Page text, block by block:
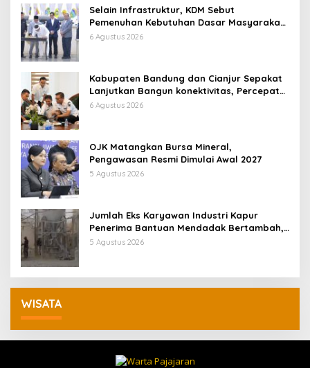
Selain Infrastruktur, KDM Sebut
Pemenuhan Kebutuhan Dasar Masyarakat
Jadi Fokus APBD Jabar 2027
6 Agustus 2026
Kabupaten Bandung dan Cianjur Sepakat
Lanjutkan Bangun konektivitas, Percepat
Pertumbuhan Ekonomi Daerah
6 Agustus 2026
OJK Matangkan Bursa Mineral,
Pengawasan Resmi Dimulai Awal 2027
5 Agustus 2026
Jumlah Eks Karyawan Industri Kapur
Penerima Bantuan Mendadak Bertambah,
KDM: Kita Identifikasi
5 Agustus 2026
WISATA